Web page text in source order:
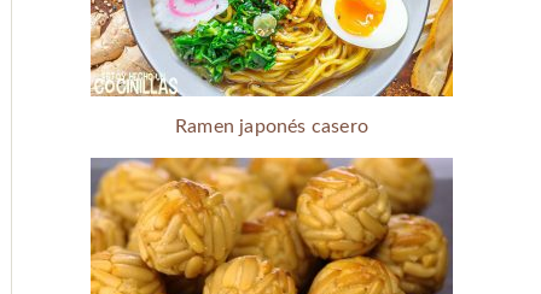
Ramen japonés casero